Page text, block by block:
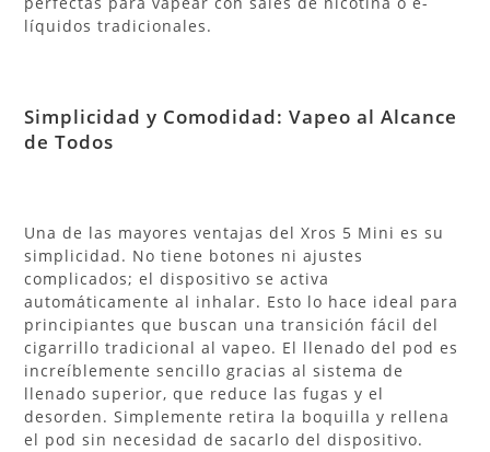
líquidos tradicionales.
Simplicidad y Comodidad: Vapeo al Alcance
de Todos
Una de las mayores ventajas del Xros 5 Mini es su
simplicidad. No tiene botones ni ajustes
complicados; el dispositivo se activa
automáticamente al inhalar. Esto lo hace ideal para
principiantes que buscan una transición fácil del
cigarrillo tradicional al vapeo. El llenado del pod es
increíblemente sencillo gracias al sistema de
llenado superior, que reduce las fugas y el
desorden. Simplemente retira la boquilla y rellena
el pod sin necesidad de sacarlo del dispositivo.